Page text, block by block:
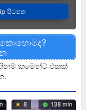
පිටපත
කමෙන්ට් එකක්
8 138 min